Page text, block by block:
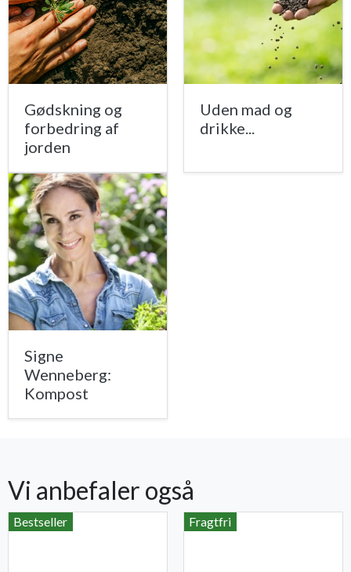
Gødskning og
forbedring af
jorden
Uden mad og
drikke...
Signe
Wenneberg:
Kompost
Vi anbefaler også
Bestseller Fragtfri